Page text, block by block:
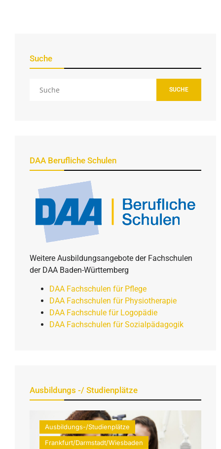
Suche
SUCHE
DAA Berufliche Schulen
Weitere Ausbildungsangebote der Fachschulen
der DAA Baden-Württemberg
DAA Fachschulen für Pflege
DAA Fachschulen für Physiotherapie
DAA Fachschule für Logopädie
DAA Fachschulen für Sozialpädagogik
Ausbildungs -/ Studienplätze
Ausbildungs-/Studienplätze
Frankfurt/Darmstadt/Wiesbaden